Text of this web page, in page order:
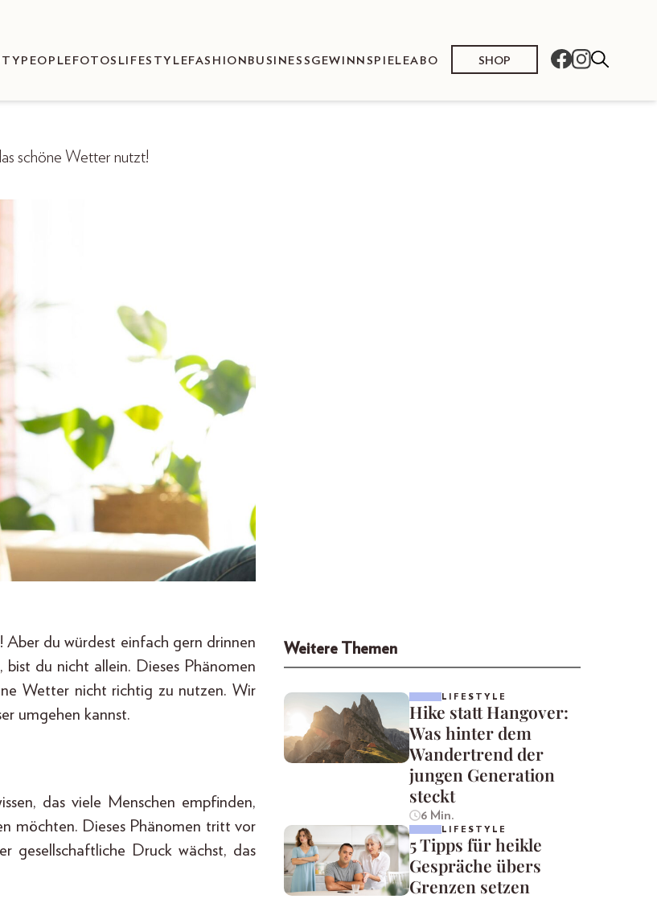
PEOPLE FOTOS LIFESTYLE FASHION BUSINESS GEWINNSPIELEABO SHOP
schöne Wetter nutzt!
Aber du würdest einfach gern drinnen
bist du nicht allein. Dieses Phänomen
Wetter nicht richtig zu nutzen. Wir
umgehen kannst.
das viele Menschen empfinden,
möchten. Dieses Phänomen tritt vor
gesellschaftliche Druck wächst, das
Weitere Themen
LIFESTYLE
Hike statt Hangover:
Was hinter dem
Wandertrend der
jungen Generation
steckt
6 Min.
LIFESTYLE
5 Tipps für heikle
Gespräche übers
Grenzen setzen